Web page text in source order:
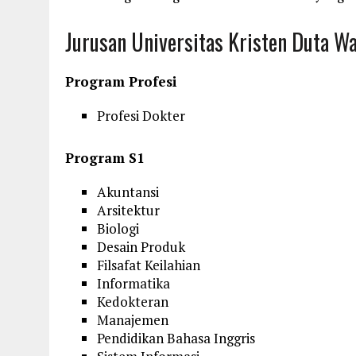
Jurusan Universitas Kristen Duta
Program Profesi
Profesi Dokter
Program S1
Akuntansi
Arsitektur
Biologi
Desain Produk
Filsafat Keilahian
Informatika
Kedokteran
Manajemen
Pendidikan Bahasa Inggris